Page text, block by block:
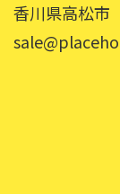
香川県高松市